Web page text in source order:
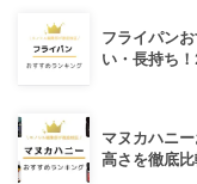
フライパン
い・長持ち
マヌカハニ
高さを徹底